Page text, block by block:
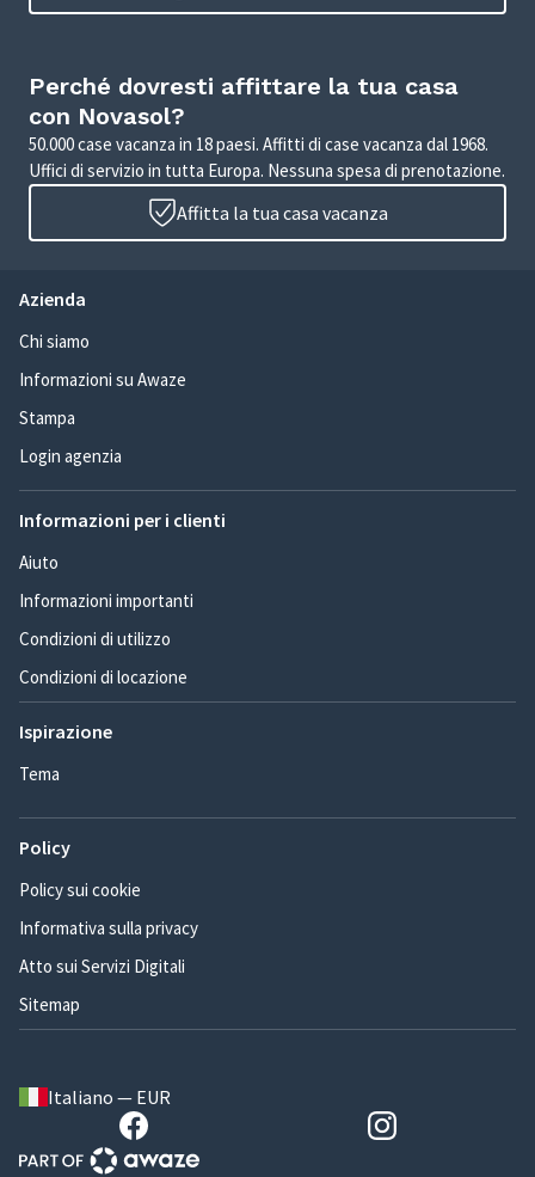
Perché dovresti affittare la tua casa
con Novasol?
50.000 case vacanza in 18 paesi. Affitti di case vacanza dal 1968.
Uffici di servizio in tutta Europa. Nessuna spesa di prenotazione.
Affitta la tua casa vacanza
Azienda
Chi siamo
Informazioni su Awaze
Stampa
Login agenzia
Informazioni per i clienti
Aiuto
Informazioni importanti
Condizioni di utilizzo
Condizioni di locazione
Ispirazione
Tema
Policy
Policy sui cookie
Informativa sulla privacy
Atto sui Servizi Digitali
Sitemap
Italiano — EUR